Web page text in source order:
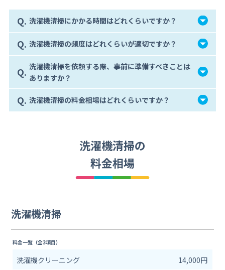
Q. 洗濯機清掃にかかる時間はどれくらいですか？
Q. 洗濯機清掃の頻度はどれくらいが適切ですか？
Q. 洗濯機清掃を依頼する際、事前に準備すべきことは
ありますか？
Q. 洗濯機清掃の料金相場はどれくらいですか？
洗濯機清掃の
料金相場
洗濯機清掃
料金一覧（全3項目）
洗濯機クリーニング
14,000円